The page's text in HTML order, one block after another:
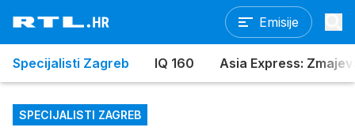
Emisije
Specijalisti Zagreb IQ 160 Asia Express:
SPECIJALISTI ZAGREB